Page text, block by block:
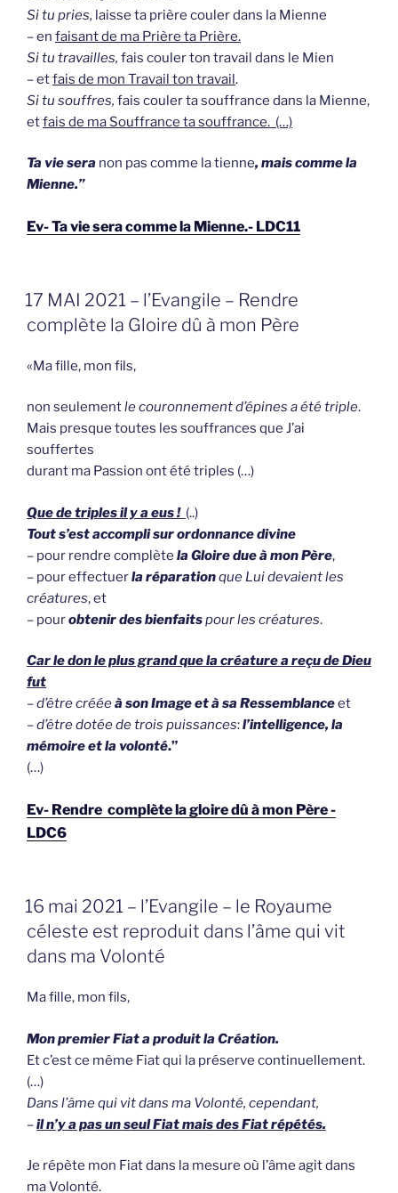
Si tu pries, laisse ta prière couler dans la Mienne
– en faisant de ma Prière ta Prière.
Si tu travailles, fais couler ton travail dans le Mien
– etfais de mon Travail ton travail.
Si tu souffres, fais couler ta souffrance dans la Mienne,
etfais de ma Souffrance ta souffrance. (…)
Ta vie sera non pas comme la tienne, mais comme la
Mienne.”
Ev- Ta vie sera comme la Mienne.- LDC11
GEPLAATST
OP
17 MAI 2021 – l’Evangile – Rendre
complète la Gloire dû à mon Père
«Ma fille, mon fils,
non seulementle couronnement d’épines a été triple.
Mais presque toutes les souffrances que J’ai
souffertes
durant ma Passion ont été triples (…)
Que de triples il y a eus ! (..)
Tout s’est accompli sur ordonnance divine
– pour rendre complète la Gloire due à mon Père,
– pour effectuerla réparationque Lui devaient les
créatures, et
– pourobtenir des bienfaitspour les créatures.
Car le don le plus grand que la créature a reçu de Dieu
fut
–d’être crééeà son Image et à sa Ressemblanceet
–d’être dotée de trois puissances:l’intelligence, la
mémoire et la volonté.”
(…)
Ev- Rendre complète la gloire dû à mon Père -
LDC6
GEPLAATST
OP
16 mai 2021 – l’Evangile – le Royaume
céleste est reproduit dans l’âme qui vit
dans ma Volonté
Ma fille, mon fils,
Mon premier Fiat a produit la Création.
Et c’est ce même Fiat qui la préserve continuellement.
(…)
Dans l’âme qui vit dans ma Volonté, cependant,
–il n’y a pas un seul Fiat mais des Fiat répétés.
Je répète mon Fiat dans la mesure où l’âme agit dans
ma Volonté.